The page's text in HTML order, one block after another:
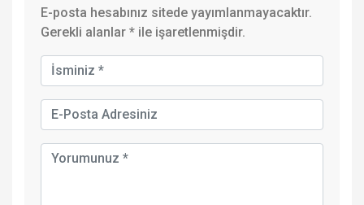
E-posta hesabınız sitede yayımlanmayacaktır.
Gerekli alanlar * ile işaretlenmişdir.